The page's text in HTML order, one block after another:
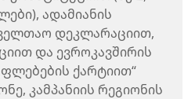
ადამიანის
დეკლარაციით,
და ევროკავშირის
ქარტიით“
კამპანიის რეგიონის